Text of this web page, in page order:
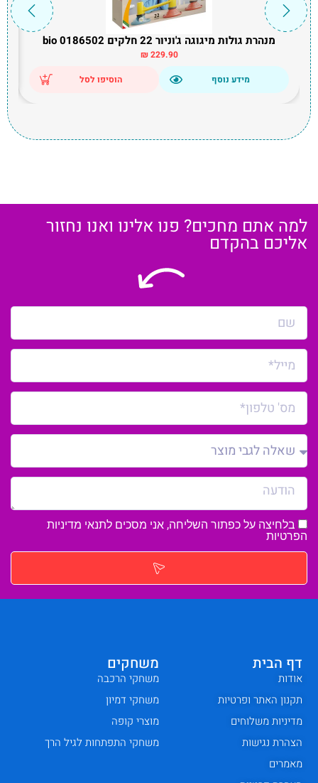
מנהרת גולות מיגוגה ג'וניור 22 חלקים bio 0186502
229.90
₪
מידע נוסף
הוסיפו לסל
למה אתם מחכים? פנו אלינו ואנו נחזור
אליכם בהקדם
בלחיצה על כפתור השליחה, אני מסכים לתנאי מדיניות
הפרטיות
דף הבית
אודות
תקנון האתר ופרטיות
מדיניות משלוחים
הצהרת נגישות
מאמרים
משחקים
משחקי הרכבה
משחקי דמיון
מוצרי קופה
משחקי התפתחות לגיל הרך